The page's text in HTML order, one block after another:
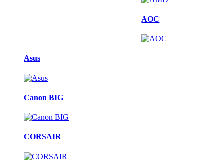
AOC
Asus
Canon BIG
CORSAIR